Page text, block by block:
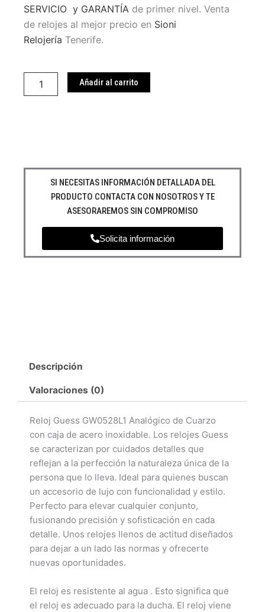
SERVICIO y GARANTÍA de primer nivel. Venta
de relojes al mejor precio en Sioni
Relojería Tenerife.
Guess
Añadir al carrito
SI NECESITAS INFORMACIÓN DETALLADA DEL
PRODUCTO CONTACTA CON NOSOTROS Y TE
ASESORAREMOS SIN COMPROMISO
Solicita información
Descripción
Valoraciones (0)
Reloj Guess GW0528L1 Analógico de Cuarzo
con caja de acero inoxidable. Los relojes Guess
se caracterizan por cuidados detalles que
reflejan a la perfección la naturaleza única de la
persona que lo lleva. Ideal para quienes buscan
un accesorio de lujo con funcionalidad y estilo.
Perfecto para elevar cualquier conjunto,
fusionando precisión y sofisticación en cada
detalle. Unos relojes llenos de actitud diseñados
para dejar a un lado las normas y ofrecerte
nuevas oportunidades.
El reloj es resistente al agua . Esto significa que
el reloj es adecuado para la ducha. El reloj viene